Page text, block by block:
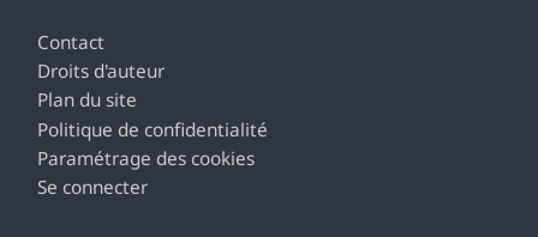
Pied de page
Contact
Droits d'auteur
Plan du site
Politique de confidentialité
Paramétrage des cookies
Se connecter